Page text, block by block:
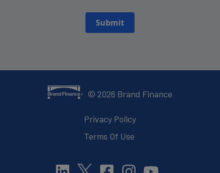
Submit
© 2026 Brand Finance
Privacy Policy
Terms Of Use